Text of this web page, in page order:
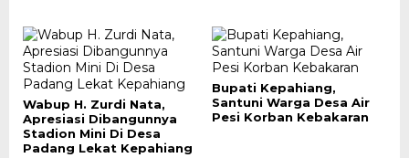
Wabup H. Zurdi Nata,
Apresiasi Dibangunnya
Stadion Mini Di Desa
Padang Lekat Kepahiang
Bupati Kepahiang,
Santuni Warga Desa Air
Pesi Korban Kebakaran